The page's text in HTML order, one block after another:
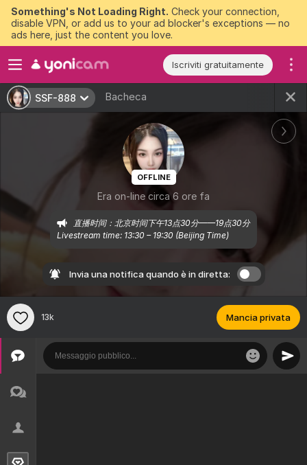
Something's Not Loading Right. Check your connection,
disable VPN, or add us to your ad blocker's exceptions — no
ads here, just the content you love.
Iscriviti gratuitamente
SSF-888 Bacheca
OFFLINE
Era on-line circa 6 ore fa
直播时间：北京时间下午13点30分——19点30分
Invia una notifica quando è in diretta:
13k Mancia privata